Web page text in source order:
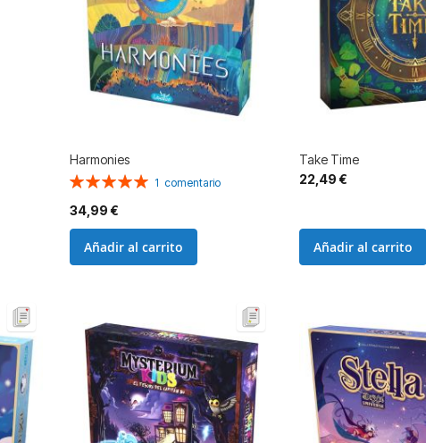
Harmonies
Valoración:
1 comentario
34,99 €
Añadir al carrito
Take Time
22,49 €
Añadir al carrito